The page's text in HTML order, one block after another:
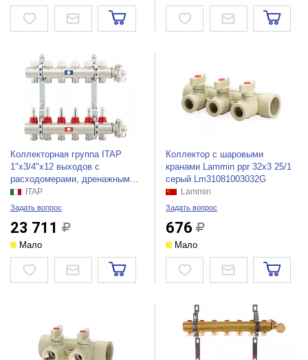
Коллекторная группа ITAP
1"х3/4"х12 выходов с
расходомерами, дренажным...
ITAP
Задать вопрос
23 711
Мало
Коллектор с шаровыми
кранами Lammin ppr 32x3 25/1
серый Lm31081003032G
Lammin
Задать вопрос
676
Мало